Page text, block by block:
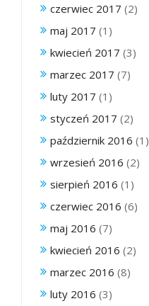
czerwiec 2017 (2)
maj 2017 (1)
kwiecień 2017 (3)
marzec 2017 (7)
luty 2017 (1)
styczeń 2017 (2)
październik 2016 (1)
wrzesień 2016 (2)
sierpień 2016 (1)
czerwiec 2016 (6)
maj 2016 (7)
kwiecień 2016 (2)
marzec 2016 (8)
luty 2016 (3)